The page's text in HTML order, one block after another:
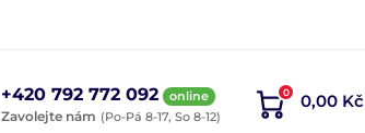
+420 792 772 092 online
Zavolejte nám (Po-Pá 8-17, So 8-12)
0 0,00 Kč